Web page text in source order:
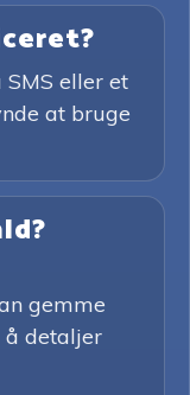
eller et
at bruge
gemme
å detaljer